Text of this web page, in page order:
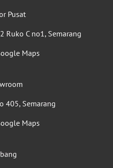
Pusat
Ruko C no1, Semarang
Maps
405, Semarang
Maps